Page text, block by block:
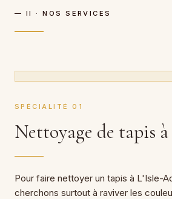
— II · NOS SERVICES
SPÉCIALITÉ 01
Nettoyage de tapis à
Pour faire nettoyer un tapis à L'Isle-
cherchons surtout à raviver les